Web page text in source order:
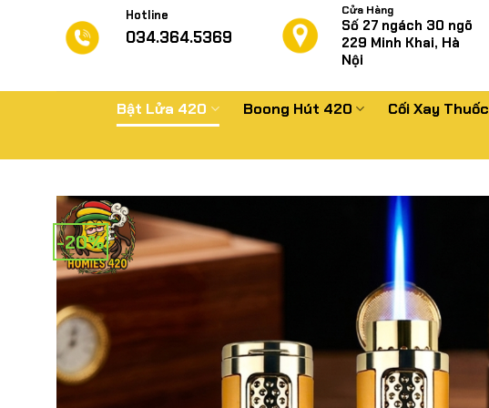
Hotline
034.364.5369
Cửa Hàng
Số 27 ngách 30 ngõ
229 Minh Khai, Hà
Nội
Bật Lửa 420 Boong Hút 420 Cối Xay Thuốc
-20%